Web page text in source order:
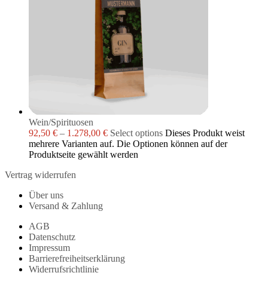
Wein/Spirituosen
92,50 € – 1.278,00 € Select options Dieses Produkt weist
mehrere Varianten auf. Die Optionen können auf der
Produktseite gewählt werden
Vertrag widerrufen
Über uns
Versand & Zahlung
AGB
Datenschutz
Impressum
Barrierefreiheitserklärung
Widerrufsrichtlinie